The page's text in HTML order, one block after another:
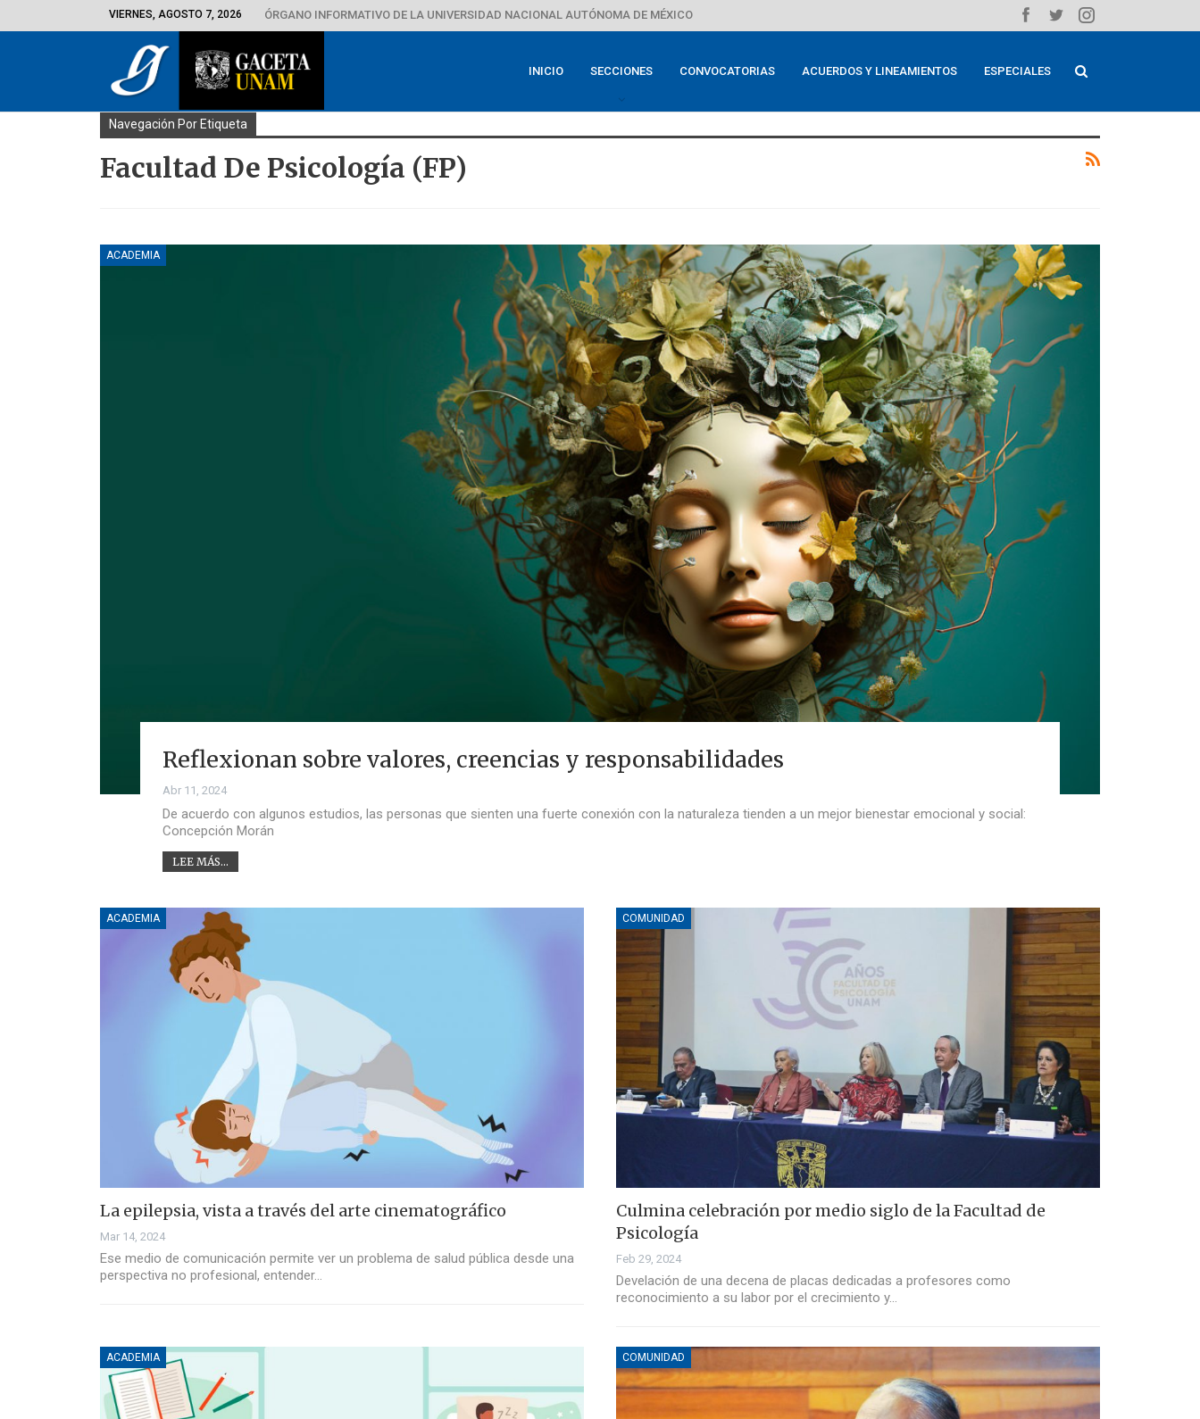
VIERNES, AGOSTO 7, 2026 ÓRGANO INFORMATIVO DE LA UNIVERSIDAD NACIONAL AUTÓNOMA DE MÉXICO
INICIO SECCIONES CONVOCATORIAS ACUERDOS Y LINEAMIENTOS ESPECIALES
Navegación Por Etiqueta
Facultad De Psicología (FP)
ACADEMIA
Reflexionan sobre valores, creencias y responsabilidades
Abr 11, 2024
De acuerdo con algunos estudios, las personas que sienten una fuerte conexión con la naturaleza tienden a un mejor bienestar emocional y social:
Concepción Morán
LEE MÁS...
ACADEMIA
La epilepsia, vista a través del arte cinematográfico
Mar 14, 2024
Ese medio de comunicación permite ver un problema de salud pública desde una
perspectiva no profesional, entender…
COMUNIDAD
Culmina celebración por medio siglo de la Facultad de
Psicología
Feb 29, 2024
Develación de una decena de placas dedicadas a profesores como
reconocimiento a su labor por el crecimiento y…
ACADEMIA COMUNIDAD